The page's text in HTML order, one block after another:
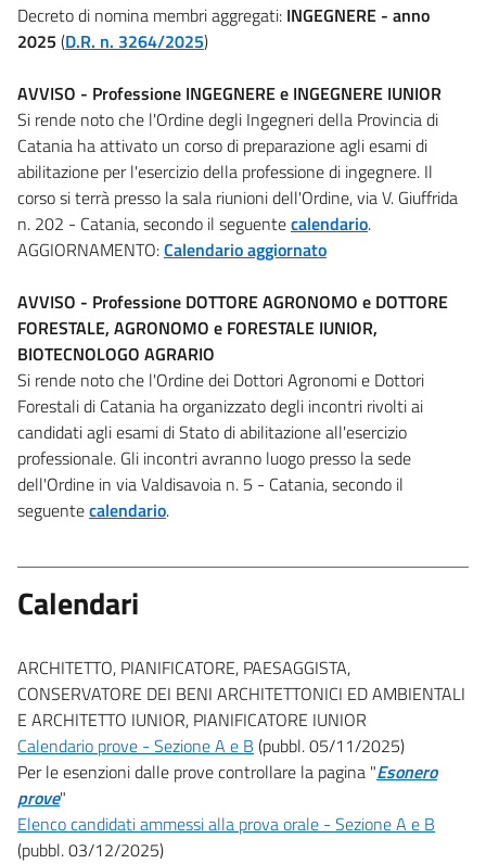
Decreto di nomina membri aggregati: INGEGNERE - anno
2025 (D.R. n. 3264/2025)
AVVISO - Professione INGEGNERE e INGEGNERE IUNIOR
Si rende noto che l'Ordine degli Ingegneri della Provincia di
Catania ha attivato un corso di preparazione agli esami di
abilitazione per l'esercizio della professione di ingegnere. Il
corso si terrà presso la sala riunioni dell'Ordine, via V. Giuffrida
n. 202 - Catania, secondo il seguentecalendario.
AGGIORNAMENTO:Calendario aggiornato
AVVISO - Professione DOTTORE AGRONOMO e DOTTORE
FORESTALE, AGRONOMO e FORESTALE IUNIOR,
BIOTECNOLOGO AGRARIO
Si rende noto che l'Ordine dei Dottori Agronomi e Dottori
Forestali di Catania ha organizzato degli incontri rivolti ai
candidati agli esami di Stato di abilitazione all'esercizio
professionale. Gli incontri avranno luogo presso la sede
dell'Ordine in via Valdisavoia n. 5 - Catania, secondo il
seguentecalendario.
Calendari
ARCHITETTO, PIANIFICATORE, PAESAGGISTA,
CONSERVATORE DEI BENI ARCHITETTONICI ED AMBIENTALI
E ARCHITETTO IUNIOR, PIANIFICATORE IUNIOR
Calendario prove - Sezione A e B (pubbl. 05/11/2025)
Per le esenzioni dalle prove controllare la pagina "Esonero
prove"
Elenco candidati ammessi alla prova orale - Sezione A e B
(pubbl. 03/12/2025)